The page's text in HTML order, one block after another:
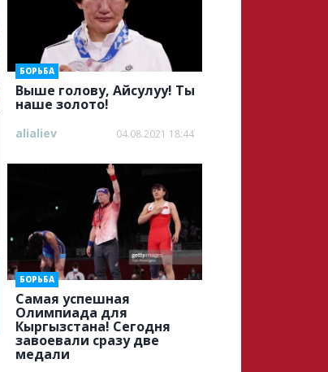
Выше голову, Айсулуу! Ты
наше золото!
БОРЬБА
alialiev 04.08.2021 18:44
Самая успешная
Олимпиада для
Кыргызстана! Сегодня
завоевали сразу две
медали
БОРЬБА